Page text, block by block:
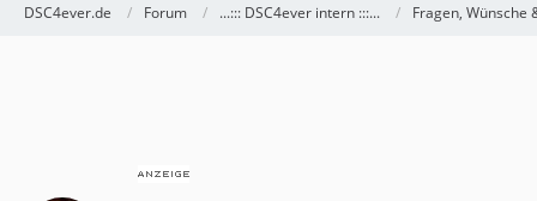
DSC4ever.de Forum ...::: DSC4ever intern :::... Fragen, Wünsche